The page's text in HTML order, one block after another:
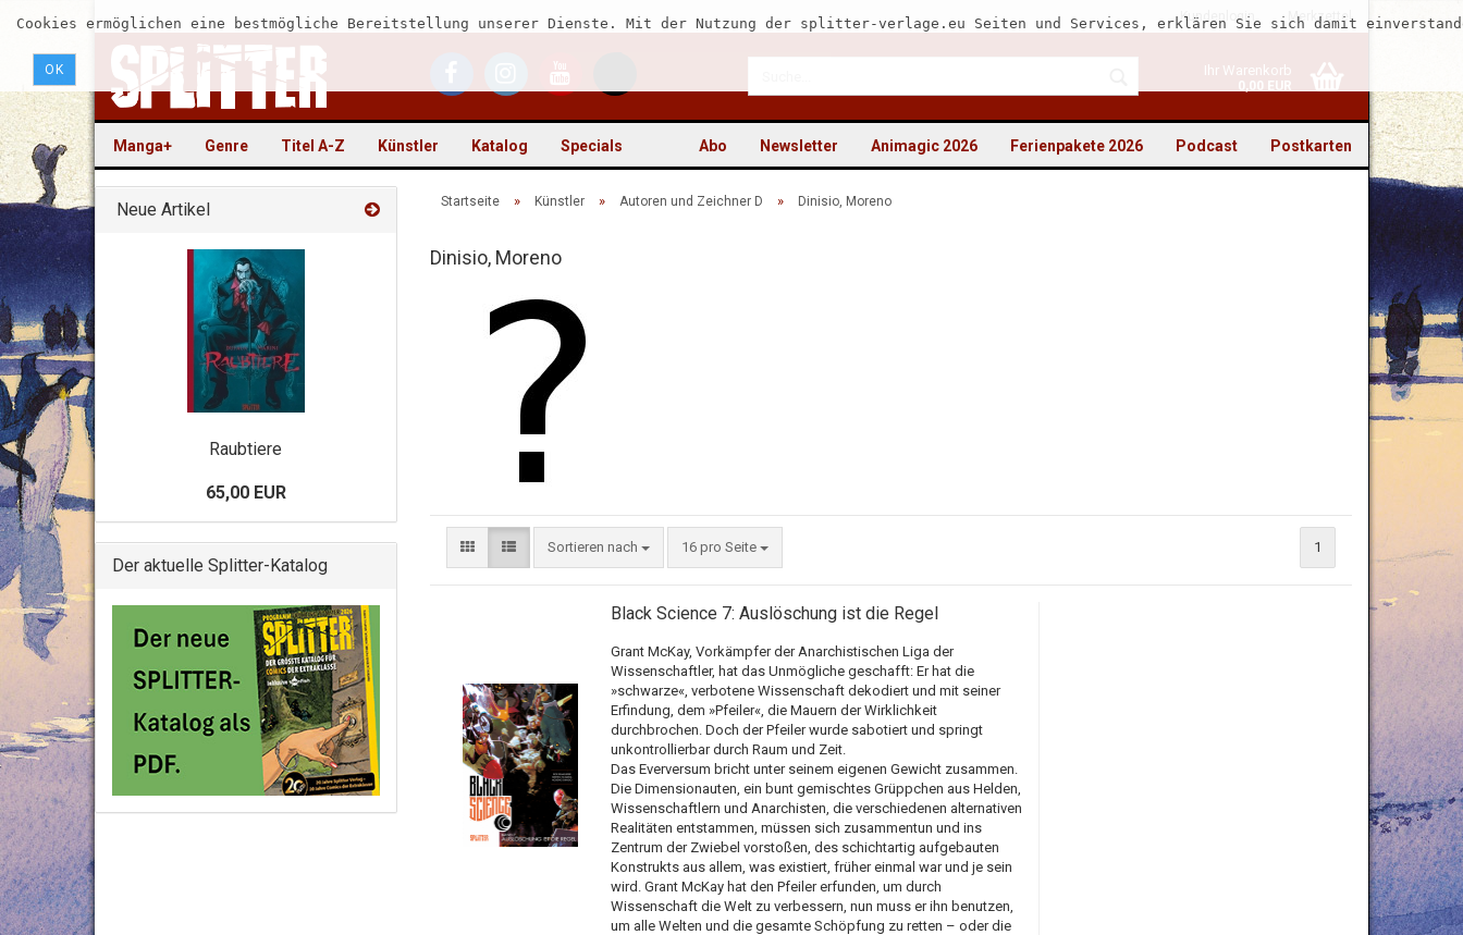
Kundenlogin Merkzettel
Ihr Warenkorb
0,00 EUR
Cookies ermöglichen eine bestmögliche Bereitstellung unserer Dienste. Mit der Nutzung der splitter-verlage.eu Seiten und Services, erklären Sie sich damit
OK
Manga+ Genre Titel A-Z Künstler Katalog Specials Postkarten
Podcast
Ferienpakete 2026
Animagic 2026
Newsletter
Abo
Startseite » Künstler » Autoren und Zeichner D » Dinisio, Moreno
Dinisio, Moreno
Sortieren nach 16 pro Seite 1
Black Science 7: Auslöschung ist die Regel
Grant McKay, Vorkämpfer der Anarchistischen Liga der
Wissenschaftler, hat das Unmögliche geschafft: Er hat die
»schwarze«, verbotene Wissenschaft dekodiert und mit seiner
Erfindung, dem »Pfeiler«, die Mauern der Wirklichkeit
durchbrochen. Doch der Pfeiler wurde sabotiert und springt
unkontrollierbar durch Raum und Zeit.
Das Everversum bricht unter seinem eigenen Gewicht zusammen.
Die Dimensionauten, ein bunt gemischtes Grüppchen aus Helden,
Wissenschaftlern und Anarchisten, die verschiedenen alternativen
Realitäten entstammen, müssen sich zusammentun und ins
Zentrum der Zwiebel vorstoßen, des schichtartig aufgebauten
Konstrukts aus allem, was existiert, früher einmal war und je sein
wird. Grant McKay hat den Pfeiler erfunden, um durch
Wissenschaft die Welt zu verbessern, nun muss er ihn benutzen,
um alle Welten und die gesamte Schöpfung zu retten – oder die
Neue Artikel
Raubtiere
65,00 EUR
Der aktuelle Splitter-Katalog